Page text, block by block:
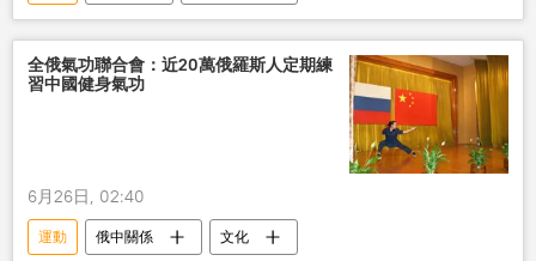
全俄氣功聯合會：近20萬俄羅斯人定期練
習中國健身氣功
6月26日, 02:40
運動 俄中關係 文化